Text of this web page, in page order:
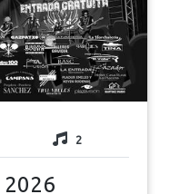
2
2026